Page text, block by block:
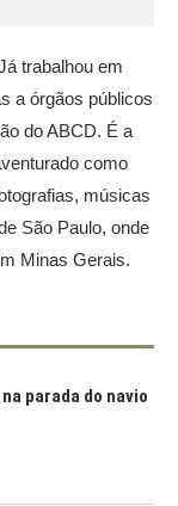
trabalhou em
a órgãos públicos
do ABCD. É a
como
músicas
São Paulo, onde
Minas Gerais.
parada do navio